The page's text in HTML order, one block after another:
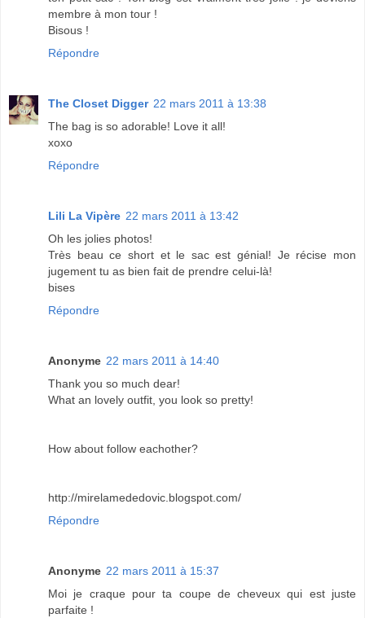
membre à mon tour !
Bisous !
Répondre
The Closet Digger 22 mars 2011 à 13:38
The bag is so adorable! Love it all!
xoxo
Répondre
Lili La Vipère 22 mars 2011 à 13:42
Oh les jolies photos!
Très beau ce short et le sac est génial! Je récise mon
jugement tu as bien fait de prendre celui-là!
bises
Répondre
Anonyme 22 mars 2011 à 14:40
Thank you so much dear!
What an lovely outfit, you look so pretty!
How about follow eachother?
http://mirelamededovic.blogspot.com/
Répondre
Anonyme 22 mars 2011 à 15:37
Moi je craque pour ta coupe de cheveux qui est juste
parfaite !